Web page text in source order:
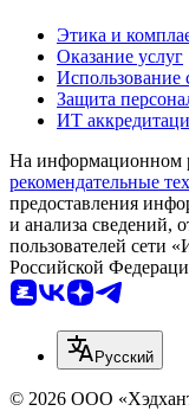
Этика и
Оказание услуг
Использование
Защита
ИТ
На информационном
рекомендательные
предоставления
и анализа сведений,
пользователей сети
Российской
Русский
© 2026 ООО